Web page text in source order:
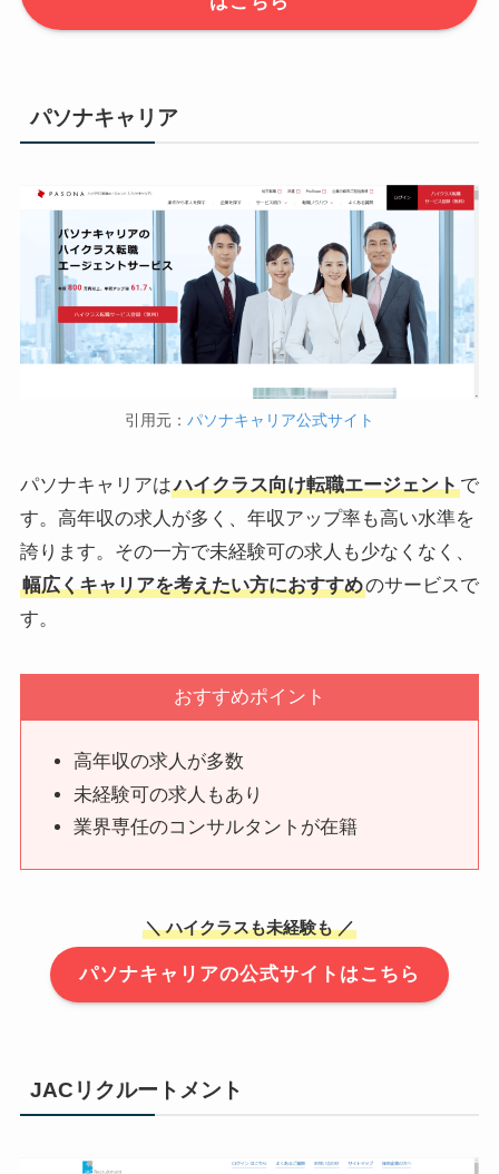
パソナキャリア
引用元： パソナキャリア公式サイト
パソナキャリアはハイクラス向け転職エージェントで
す。高年収の求人が多く、年収アップ率も高い水準を
誇ります。その一方で未経験可の求人も少なくなく、
幅広くキャリアを考えたい方におすすめのサービスで
す。
おすすめポイント
高年収の求人が多数
未経験可の求人もあり
業界専任のコンサルタントが在籍
＼ ハイクラスも未経験も ／
パソナキャリアの公式サイトはこちら
JACリクルートメント